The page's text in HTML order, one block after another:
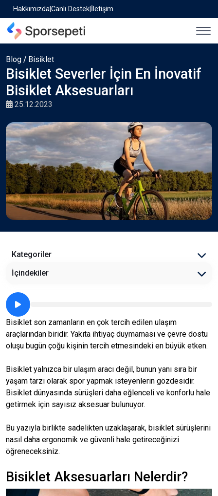
HakkımızdaCanlı Destek İletişim
Blog / Bisiklet
Bisiklet Severler İçin En İnovatif
Bisiklet Aksesuarları
25.12.2023
İçindekiler
Kategoriler
Bisiklet son zamanların en çok tercih edilen ulaşım
araçlarından biridir. Yakıta ihtiyaç duymaması ve çevre dostu
oluşu bugün çoğu kişinin tercih etmesindeki en büyük etken.
Bisiklet yalnızca bir ulaşım aracı değil, bunun yanı sıra bir
yaşam tarzı olarak spor yapmak isteyenlerin gözdesidir.
Bisiklet dünyasında sürüşleri daha eğlenceli ve konforlu hale
getirmek için sayısız aksesuar bulunuyor.
Bu yazıyla birlikte sadelikten uzaklaşarak, bisiklet sürüşlerini
nasıl daha ergonomik ve güvenli hale getireceğinizi
öğreneceksiniz.
Bisiklet Aksesuarları Nelerdir?